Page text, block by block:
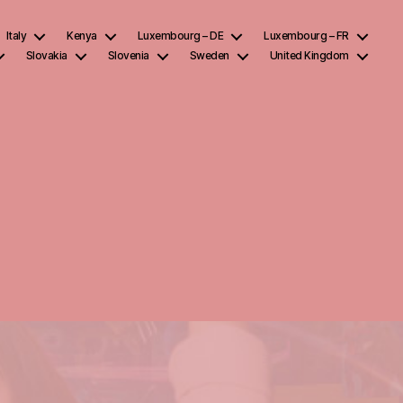
Italy Kenya Luxembourg – DE
Luxembourg – FR
Slovakia
Slovenia Sweden United Kingdom